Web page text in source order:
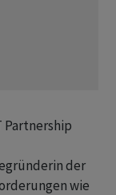
Partnership
der
wie